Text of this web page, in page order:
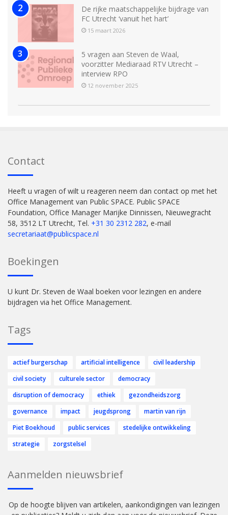
De rijke maatschappelijke bijdrage van
FC Utrecht ‘vanuit het hart’
15 maart 2026
5 vragen aan Steven de Waal,
voorzitter Mediaraad RTV Utrecht –
interview RPO
12 november 2025
Contact
Heeft u vragen of wilt u reageren neem dan contact op met het
Office Management van Public SPACE. Public SPACE
Foundation, Office Manager Marijke Dinnissen, Nieuwegracht
58, 3512 LT Utrecht, Tel. +31 30 2312 282, e-mail
secretariaat@publicspace.nl
Boekingen
U kunt Dr. Steven de Waal boeken voor lezingen en andere
bijdragen via het Office Management.
Tags
actief burgerschap artificial intelligence
civil leadership
civil society
culturele sector
democracy
disruption of democracy
ethiek
gezondheidszorg
governance
impact jeugdsprong
martin van rijn
Piet Boekhoud
public services
stedelijke ontwikkeling
strategie
zorgstelsel
Aanmelden nieuwsbrief
Op de hoogte blijven van artikelen, aankondigingen van lezingen